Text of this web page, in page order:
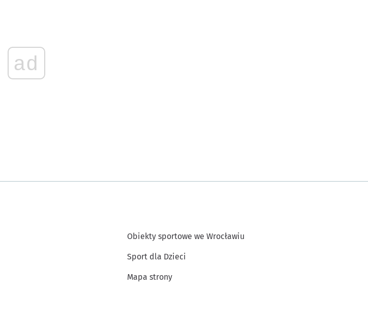
ad
Obiekty sportowe we Wrocławiu
Sport dla Dzieci
Mapa strony